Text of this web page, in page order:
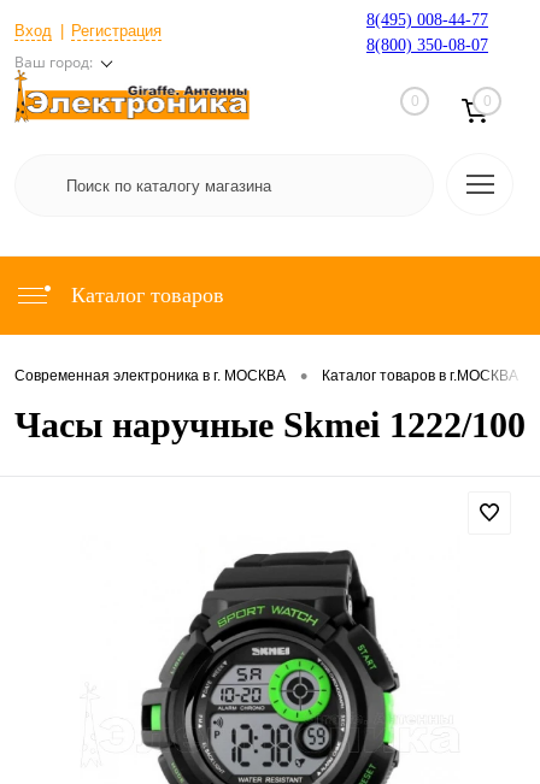
Вход Регистрация
Ваш город:
8(495) 008-44-77
8(800) 350-08-07
0 0
Каталог товаров
Современная электроника в г. МОСКВА • Каталог товаров в г.МОСКВА
Часы наручные Skmei 1222/100